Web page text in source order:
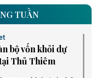
TUẦN
bộ vốn khỏi dự
Thủ Thiêm